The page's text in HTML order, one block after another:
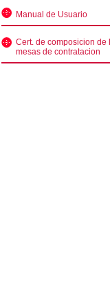
Manual de Usuario
Cert. de composicion de
mesas de contratacion